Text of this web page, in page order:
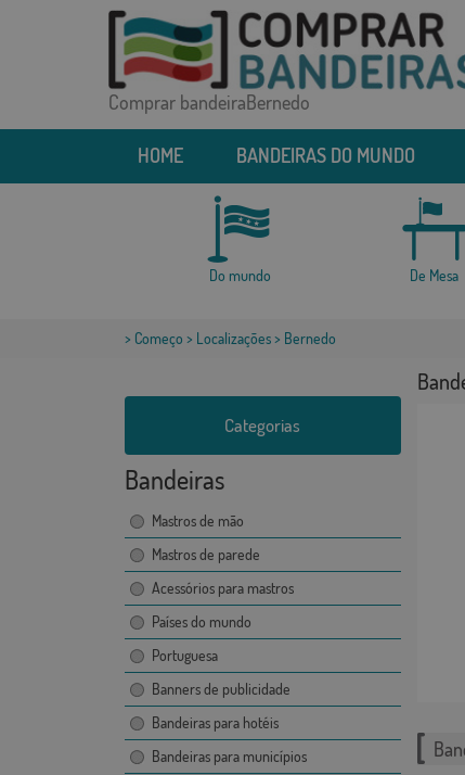
Comprar bandeiraBernedo
HOME BANDEIRAS DO MUNDO
Do mundo De Mesa
> Começo > Localizações> Bernedo
Categorias
Bandeiras
Mastros de mão
Mastros de parede
Acessórios para mastros
Países do mundo
Portuguesa
Banners de publicidade
Bandeiras para hotéis
Bandeiras para municípios